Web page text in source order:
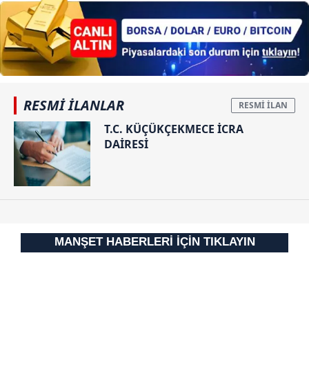
RESMİ İLANLAR
T.C. KÜÇÜKÇEKMECE İCRA
DAİRESİ
MANŞET HABERLERİ İÇİN TIKLAYIN